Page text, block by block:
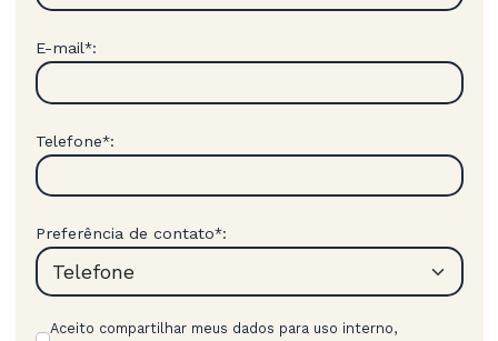
E-mail*:
Telefone*:
Preferência de contato*:
Aceito compartilhar meus dados para uso interno,